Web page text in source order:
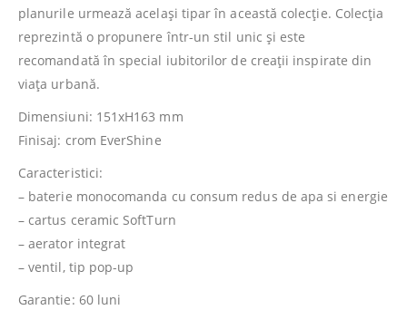
planurile urmează acelaşi tipar în această colecţie. Colecţia
reprezintă o propunere într-un stil unic şi este
recomandată în special iubitorilor de creaţii inspirate din
viaţa urbană.
Dimensiuni: 151xH163 mm
Finisaj: crom EverShine
Caracteristici:
– baterie monocomanda cu consum redus de apa si energie
– cartus ceramic SoftTurn
– aerator integrat
– ventil, tip pop-up
Garantie: 60 luni